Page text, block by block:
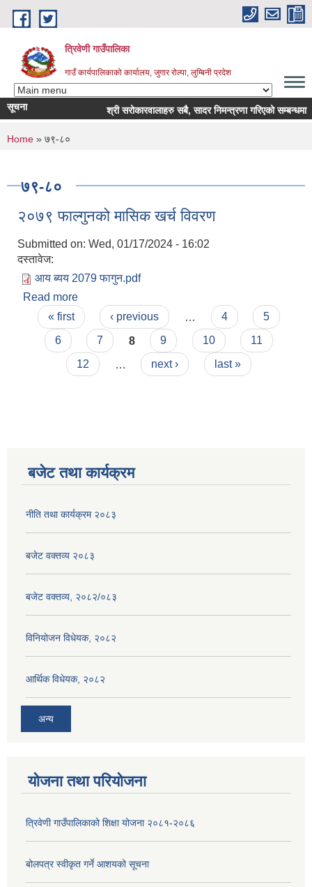
Skip to main content
त्रिवेणी गाउँपालिका
गाउँ कार्यपालिकाको कार्यालय, जुगार रोल्पा, लुम्बिनी प्रदेश
सूचना श्री सरोकारवालाहरु सबै, सादर निमन्त्रणा गरिएको सम्बन्धमा ।
You are here
Home » ७९-८०
७९-८०
२०७९ फाल्गुनको मासिक खर्च विवरण
Submitted on: Wed, 01/17/2024 - 16:02
दस्तावेज:
आय ब्यय 2079 फागुन.pdf
Read more
Pages
« first ‹ previous 4
5
6
7 8 9 10
11
12
next › last »
बजेट तथा कार्यक्रम
नीति तथा कार्यक्रम २०८३
बजेट वक्तव्य २०८३
बजेट वक्तव्य, २०८२/०८३
विनियोजन विधेयक, २०८२
आर्थिक विधेयक, २०८२
अन्य
योजना तथा परियोजना
त्रिवेणी गाउँपालिकाको शिक्षा योजना २०८१-२०८६
बोलपत्र स्वीकृत गर्ने आशयको सूचना